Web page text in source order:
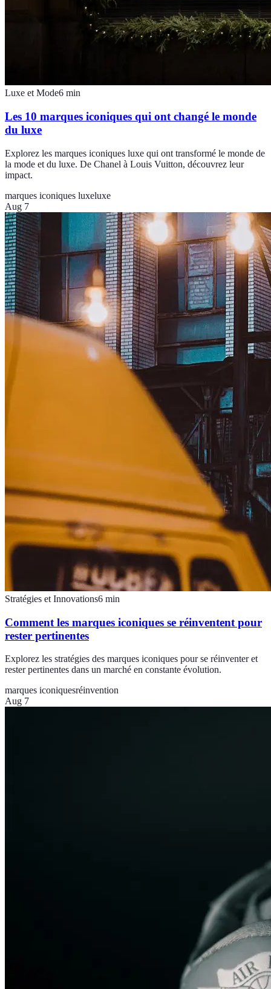
Luxe et Mode6 min
Les 10 marques iconiques qui ont changé le monde
du luxe
Explorez les marques iconiques luxe qui ont transformé le monde de
la mode et du luxe. De Chanel à Louis Vuitton, découvrez leur
impact.
marques iconiques luxeluxe
Aug 7
Stratégies et Innovations6 min
Comment les marques iconiques se réinventent pour
rester pertinentes
Explorez les stratégies des marques iconiques pour se réinventer et
rester pertinentes dans un marché en constante évolution.
marques iconiquesréinvention
Aug 7